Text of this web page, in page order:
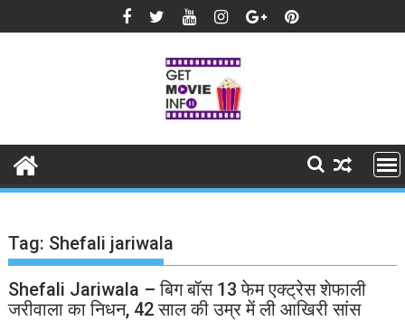
to
Tag: Shefali jariwala
Shefali Jariwala – बिग बॉस 13 फेम एक्ट्रेस शेफाली
जरीवाला का निधन, 42 साल की उम्र में ली आखिरी सांस